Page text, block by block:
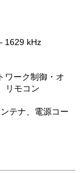
1629 kHz
ワーク制御・オ
リモコン
テナ、電源コー